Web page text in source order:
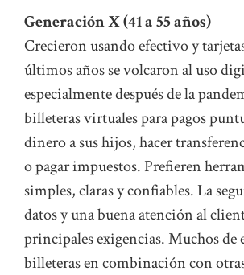
Generación X (41 a 55 años)
Crecieron usando efectivo y
últimos años se volcaron al uso
especialmente después de la
billeteras virtuales para pagos
dinero a sus hijos, hacer
o pagar impuestos. Prefieren
simples, claras y confiables. La
datos y una buena atención al
principales exigencias. Muchos de
billeteras en combinación con